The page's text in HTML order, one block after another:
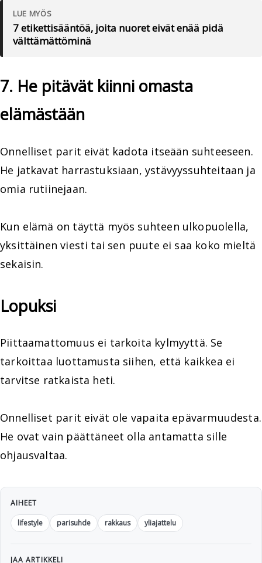
LUE MYÖS
7 etikettisääntöä, joita nuoret eivät enää pidä
välttämättöminä
7. He pitävät kiinni omasta
elämästään
Onnelliset parit eivät kadota itseään suhteeseen.
He jatkavat harrastuksiaan, ystävyyssuhteitaan ja
omia rutiinejaan.
Kun elämä on täyttä myös suhteen ulkopuolella,
yksittäinen viesti tai sen puute ei saa koko mieltä
sekaisin.
Lopuksi
Piittaamattomuus ei tarkoita kylmyyttä. Se
tarkoittaa luottamusta siihen, että kaikkea ei
tarvitse ratkaista heti.
Onnelliset parit eivät ole vapaita epävarmuudesta.
He ovat vain päättäneet olla antamatta sille
ohjausvaltaa.
AIHEET
lifestyle
parisuhde rakkaus yliajattelu
JAA ARTIKKELI